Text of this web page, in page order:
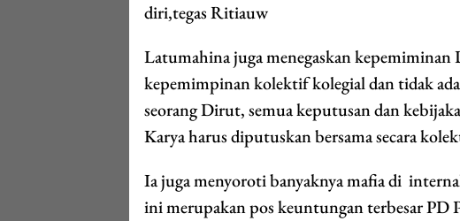
diri,tegas Ritiauw
Latumahina juga menegaskan kepemiminan
kepemimpinan kolektif kolegial dan tidak
seorang Dirut, semua keputusan dan
Karya harus diputuskan bersama secara
Ia juga menyoroti banyaknya mafia di
ini merupakan pos keuntungan terbesar PD